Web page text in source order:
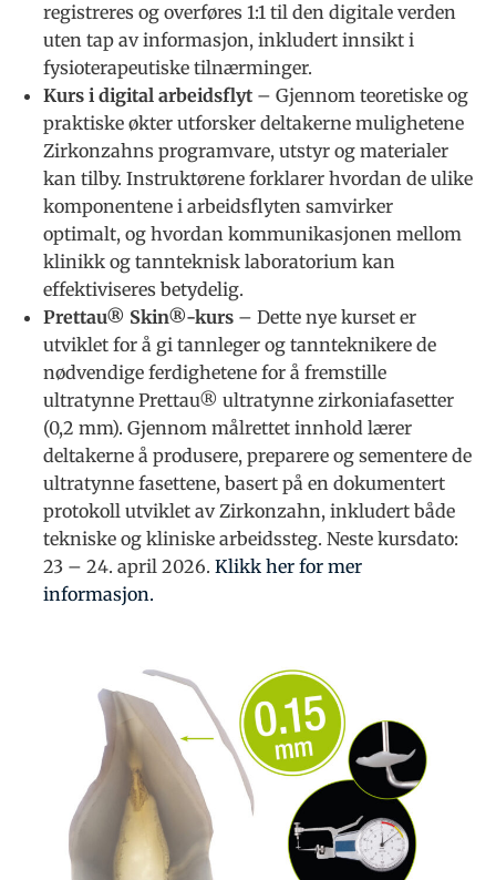
registreres og overføres 1:1 til den digitale verden
uten tap av informasjon, inkludert innsikt i
fysioterapeutiske tilnærminger.
Kurs i digital arbeidsflyt – Gjennom teoretiske og
praktiske økter utforsker deltakerne mulighetene
Zirkonzahns programvare, utstyr og materialer
kan tilby. Instruktørene forklarer hvordan de ulike
komponentene i arbeidsflyten samvirker
optimalt, og hvordan kommunikasjonen mellom
klinikk og tannteknisk laboratorium kan
effektiviseres betydelig.
Prettau® Skin®-kurs – Dette nye kurset er
utviklet for å gi tannleger og tannteknikere de
nødvendige ferdighetene for å fremstille
ultratynne Prettau® ultratynne zirkoniafasetter
(0,2 mm). Gjennom målrettet innhold lærer
deltakerne å produsere, preparere og sementere de
ultratynne fasettene, basert på en dokumentert
protokoll utviklet av Zirkonzahn, inkludert både
tekniske og kliniske arbeidssteg. Neste kursdato:
23 – 24. april 2026.Klikk her for mer
informasjon.